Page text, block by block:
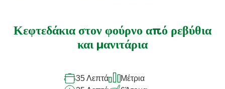
Κεφτεδάκια στον φούρνο από ρεβύθια
και μανιτάρια
35 Λεπτά
Μέτρια